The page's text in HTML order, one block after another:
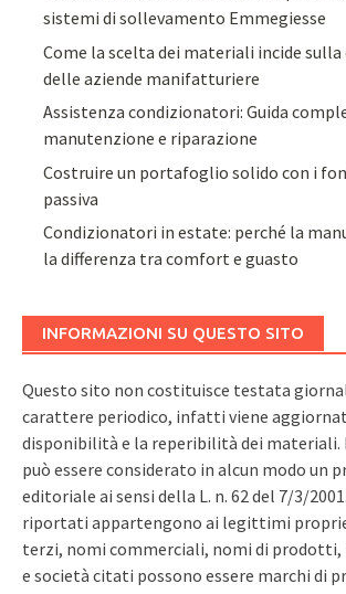
sistemi di sollevamento Emmegiesse
Come la scelta dei materiali incide
delle aziende manifatturiere
Assistenza condizionatori: Guida
manutenzione e riparazione
Costruire un portafoglio solido con i
passiva
Condizionatori in estate: perché la
la differenza tra comfort e guasto
INFORMAZIONI SU QUESTO SITO
Questo sito non costituisce testata
carattere periodico, infatti viene
disponibilità e la reperibilità dei
può essere considerato in alcun modo un
editoriale ai sensi della L. n. 62 del 7/3/
riportati appartengono ai legittimi
terzi, nomi commerciali, nomi di
e società citati possono essere marchi di